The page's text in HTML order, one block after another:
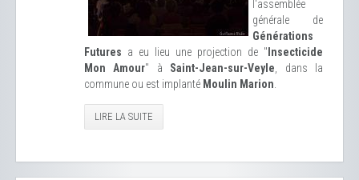
l'assemblée
générale de
Générations
Futures a eu lieu une projection de " Insecticide
Mon Amour" à Saint-Jean-sur-Veyle , dans la
commune ou est implanté Moulin Marion
LIRE LA SUITE